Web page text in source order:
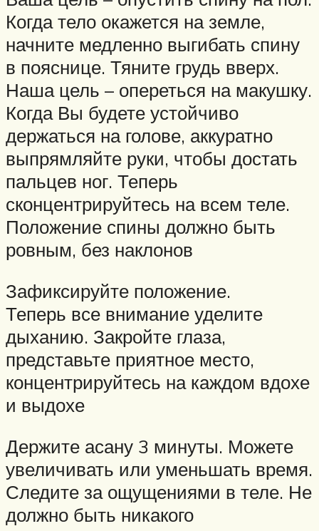
Когда тело окажется на земле,
начните медленно выгибать спину
в пояснице. Тяните грудь вверх.
Наша цель – опереться на макушку.
Когда Вы будете устойчиво
держаться на голове, аккуратно
выпрямляйте руки, чтобы достать
пальцев ног. Теперь
сконцентрируйтесь на всем теле.
Положение спины должно быть
ровным, без наклонов
Зафиксируйте положение.
Теперь все внимание уделите
дыханию. Закройте глаза,
представьте приятное место,
концентрируйтесь на каждом вдохе
и выдохе
Держите асану 3 минуты. Можете
увеличивать или уменьшать время.
Следите за ощущениями в теле. Не
должно быть никакого